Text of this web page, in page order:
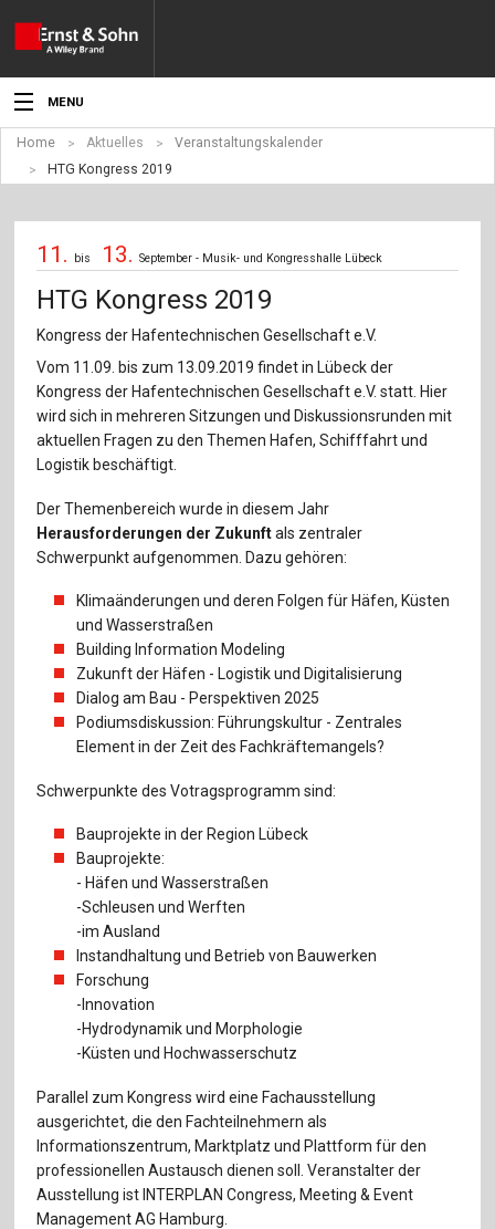
MENU
Aktuelles
Angebote
Fachgebiete
Werben
Service
Für Autor:innen
Verlag
Sprache / Language: DE Sprache / Language: EN
Home Aktuelles
Veranstaltungskalender
HTG Kongress 2019
11. bis 13.September - Musik- und Kongresshalle Lübeck
HTG Kongress 2019
Kongress der Hafentechnischen Gesellschaft e.V.
Vom 11.09. bis zum 13.09.2019 findet in Lübeck der
Kongress der Hafentechnischen Gesellschaft e.V. statt. Hier
wird sich in mehreren Sitzungen und Diskussionsrunden mit
aktuellen Fragen zu den Themen Hafen, Schifffahrt und
Logistik beschäftigt.
Der Themenbereich wurde in diesem Jahr
Herausforderungen der Zukunftals zentraler
Schwerpunkt aufgenommen. Dazu gehören:
Klimaänderungen und deren Folgen für Häfen, Küsten
und Wasserstraßen
Building Information Modeling
Zukunft der Häfen - Logistik und Digitalisierung
Dialog am Bau - Perspektiven 2025
Podiumsdiskussion: Führungskultur - Zentrales
Element in der Zeit des Fachkräftemangels?
Schwerpunkte des Votragsprogramm sind:
Bauprojekte in der Region Lübeck
Bauprojekte:
- Häfen und Wasserstraßen
-Schleusen und Werften
-im Ausland
Instandhaltung und Betrieb von Bauwerken
Forschung
-Innovation
-Hydrodynamik und Morphologie
-Küsten und Hochwasserschutz
Parallel zum Kongress wird eine Fachausstellung
ausgerichtet, die den Fachteilnehmern als
Informationszentrum, Marktplatz und Plattform für den
professionellen Austausch dienen soll. Veranstalter der
Ausstellung ist INTERPLAN Congress, Meeting & Event
Management AG Hamburg.